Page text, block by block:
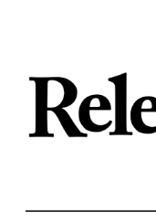
conteúdo